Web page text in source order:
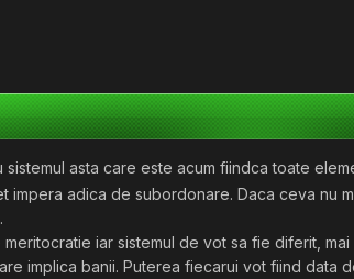
asta care este acum fiindca toate
impera adica de subordonare. Daca ceva nu
iar sistemul de vot sa fie diferit,
implica banii. Puterea fiecarui vot fiind